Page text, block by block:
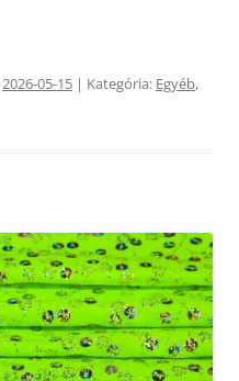
2026-05-15 | Kategória: Egyéb,